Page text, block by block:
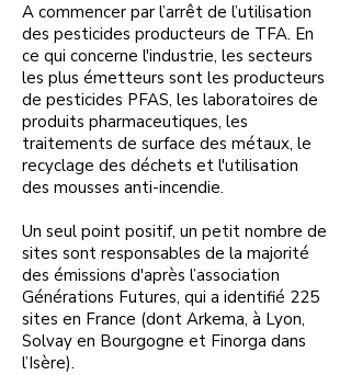
A commencer par l’arrêt de l’utilisation
des pesticides producteurs de TFA. En
ce qui concerne l'industrie, les secteurs
les plus émetteurs sont les producteurs
de pesticides PFAS, les laboratoires de
produits pharmaceutiques, les
traitements de surface des métaux, le
recyclage des déchets et l'utilisation
des mousses anti-incendie.
Un seul point positif, un petit nombre de
sites sont responsables de la majorité
des émissions d'après l’association
Générations Futures, qui a identifié 225
sites en France (dont Arkema, à Lyon,
Solvay en Bourgogne et Finorga dans
l’Isère).